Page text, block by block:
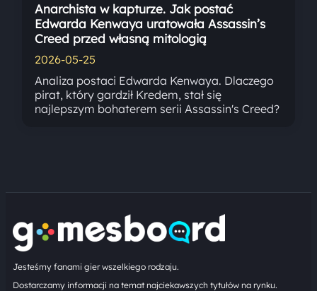
Anarchista w kapturze. Jak postać
Edwarda Kenwaya uratowała Assassin’s
Creed przed własną mitologią
2026-05-25
Analiza postaci Edwarda Kenwaya. Dlaczego
pirat, który gardził Kredem, stał się
najlepszym bohaterem serii Assassin's Creed?
Jesteśmy fanami gier wszelkiego rodzaju.
Dostarczamy informacji na temat najciekawszych tytułów na rynku.